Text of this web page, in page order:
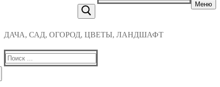
Меню
ДАЧА, САД, ОГОРОД, ЦВЕТЫ, ЛАНДШАФТ
Найти: